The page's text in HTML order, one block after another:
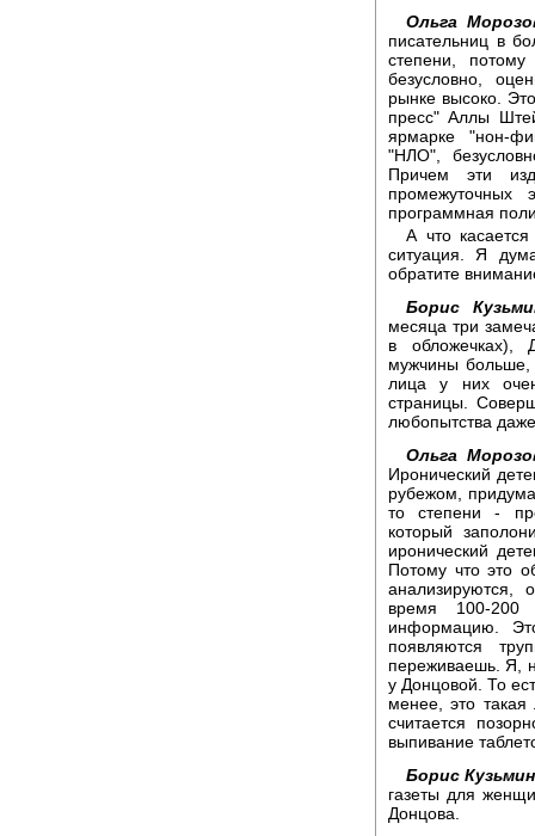
Ольга
писательниц в
степени,
безусловно,
рынке высоко.
пресс" Аллы
ярмарке "нон-
"НЛО",
Причем эти
программная
А что
ситуация. Я
обратите
Борис
месяца три
в обложечках),
мужчины больше,
лица у них
страницы.
любопытства
Ольга
Иронический
рубежом,
то степени -
который
иронический
Потому что это
анализируются,
время 100-
информацию.
появляются
переживаешь. Я,
у Донцовой. То
менее, это такая
считается
выпивание
Борис
газеты для
Донцова.